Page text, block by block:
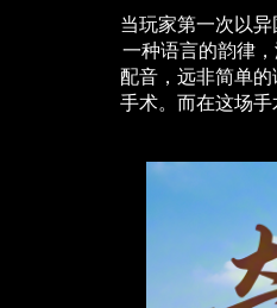
当玩家第一次以
一种语言的韵律
配音，远非简单
手术。而在这场